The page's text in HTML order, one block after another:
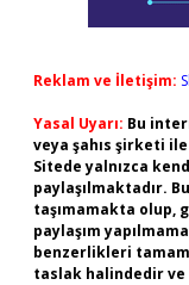
Reklam ve İletişim:
Yasal Uyarı: Bu
veya şahıs şirketi
Sitede yalnızca
paylaşılmaktadır.
taşımamakta olup,
paylaşım
benzerlikleri
taslak halindedir